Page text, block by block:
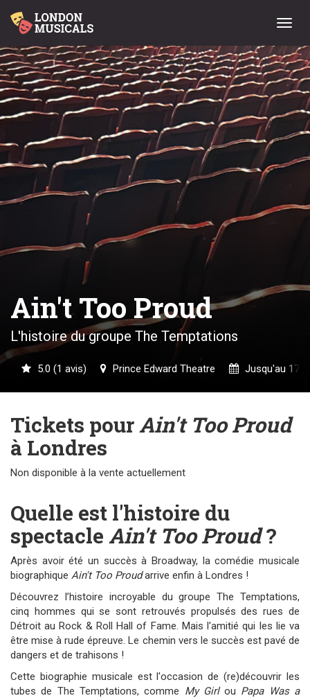
Menu
Ain't Too Proud
L'histoire du groupe The Temptations
5.0 (1 avis) Prince Edward Theatre Jusqu'au 17/
Tickets pourAin't Too Proud
à Londres
Non disponible à la vente actuellement
Quelle est l'histoire du
spectacle Ain't Too Proud?
Après avoir été un succès à Broadway, la comédie musicale
biographique Ain't Too Proudarrive enfin à Londres !
Découvrez l’histoire incroyable du groupe The Temptations,
cinq hommes qui se sont retrouvés propulsés des rues de
Détroit au Rock & Roll Hall of Fame. Mais l'amitié qui les lie va
être mise à rude épreuve. Le chemin vers le succès est pavé de
dangers et de trahisons !
Cette biographie musicale est l'occasion de (re)découvrir les
tubes de The Temptations, comme My Girlou Papa Was a